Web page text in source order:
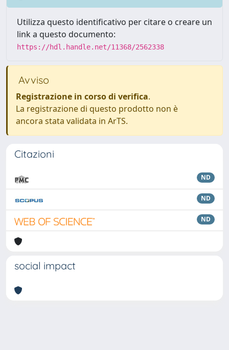
Utilizza questo identificativo per citare o creare un
link a questo documento:
https://hdl.handle.net/11368/2562338
Avviso
Registrazione in corso di verifica.
La registrazione di questo prodotto non è
ancora stata validata in ArTS.
Citazioni
ND
ND
ND
social impact